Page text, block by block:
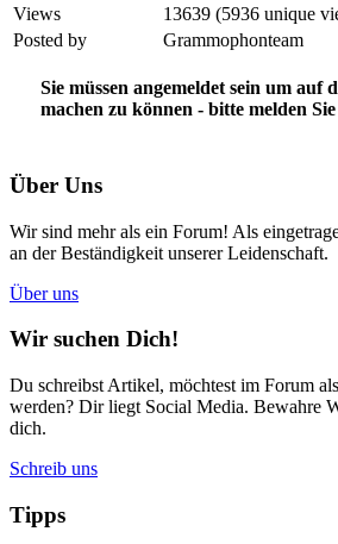
Views
13639 (5936 unique
Posted by
Grammophonteam
Sie müssen angemeldet sein um auf
machen zu können - bitte melden
Über Uns
Wir sind mehr als ein Forum! Als
an der Beständigkeit unserer Leidenschaft.
Über uns
Wir suchen Dich!
Du schreibst Artikel, möchtest im Forum
werden? Dir liegt Social Media. Bewahre
dich.
Schreib uns
Tipps